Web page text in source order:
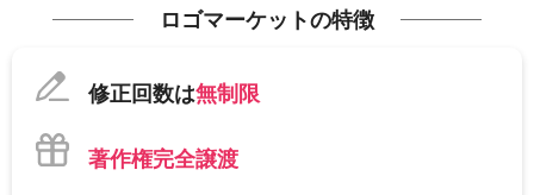
ロゴマーケットの特徴
修正回数は無制限
著作権完全譲渡